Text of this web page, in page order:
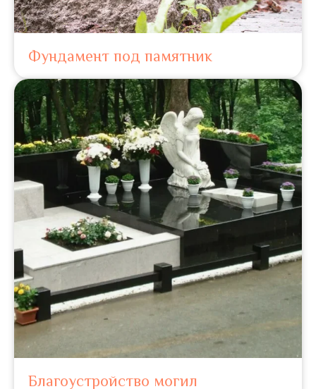
Фундамент под памятник
Благоустройство могил